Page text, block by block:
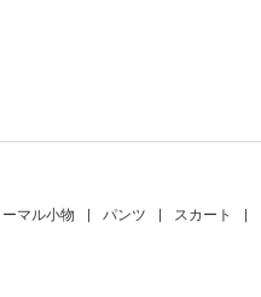
ーマル小物 パンツ スカート